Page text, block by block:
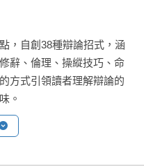
，自創38種辯論招式，涵
辭、倫理、操縱技巧、命
方式引領讀者理解辯論的
。